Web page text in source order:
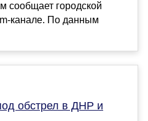
сообщает городской
канале. По данным
обстрел в ДНР и